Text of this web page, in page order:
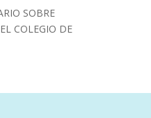
SOBRE
COLEGIO DE